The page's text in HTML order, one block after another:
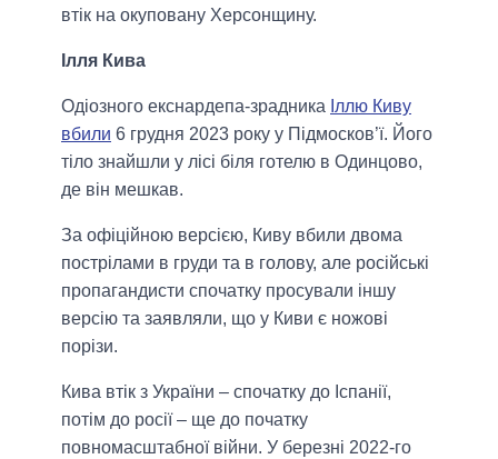
втік на окуповану Херсонщину.
Ілля Кива
Одіозного екснардепа-зрадника Іллю Киву
вбили 6 грудня 2023 року у Підмосков’ї. Його
тіло знайшли у лісі біля готелю в Одинцово,
де він мешкав.
За офіційною версією, Киву вбили двома
пострілами в груди та в голову, але російські
пропагандисти спочатку просували іншу
версію та заявляли, що у Киви є ножові
порізи.
Кива втік з України – спочатку до Іспанії,
потім до росії – ще до початку
повномасштабної війни. У березні 2022-го